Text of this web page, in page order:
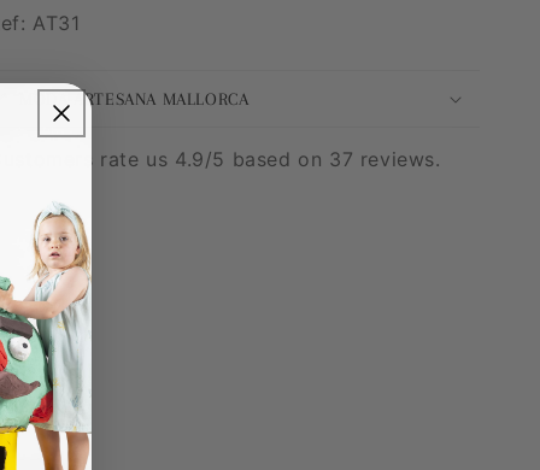
AT31
MODA ARTESANA MALLORCA
Customers rate us 4.9/5 based on 37 reviews.